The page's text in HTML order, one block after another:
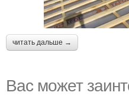
читать дальше →
Вас может